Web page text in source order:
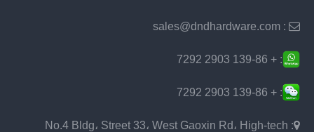

: sales@dndhardware.com
: + 139-86 2903 7292
: + 139-86 2903 7292
 : No.4 Bldg، Street 33، West Gaoxin Rd، High-tech